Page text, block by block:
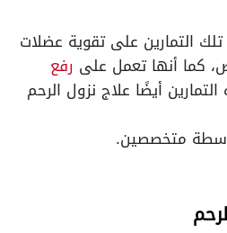
التمارين على تقوية عضلات
كما أنها تعمل على رفع
أيضًا علاج نزول الرحم
متخصصين.